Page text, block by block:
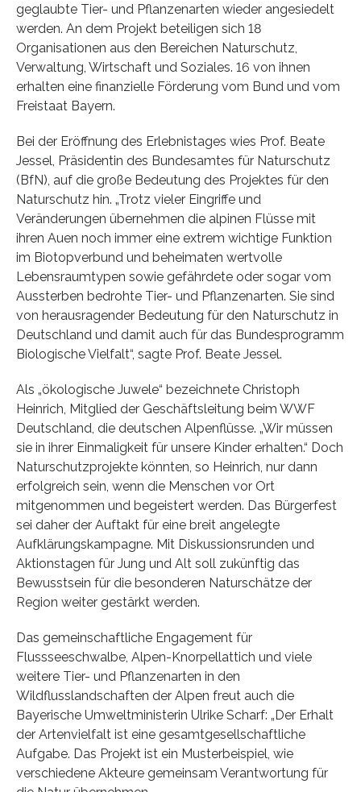
geglaubte Tier- und Pflanzenarten wieder angesiedelt
werden. An dem Projekt beteiligen sich 18
Organisationen aus den Bereichen Naturschutz,
Verwaltung, Wirtschaft und Soziales. 16 von ihnen
erhalten eine finanzielle Förderung vom Bund und vom
Freistaat Bayern.
Bei der Eröffnung des Erlebnistages wies Prof. Beate
Jessel, Präsidentin des Bundesamtes für Naturschutz
(BfN), auf die große Bedeutung des Projektes für den
Naturschutz hin. „Trotz vieler Eingriffe und
Veränderungen übernehmen die alpinen Flüsse mit
ihren Auen noch immer eine extrem wichtige Funktion
im Biotopverbund und beheimaten wertvolle
Lebensraumtypen sowie gefährdete oder sogar vom
Aussterben bedrohte Tier- und Pflanzenarten. Sie sind
von herausragender Bedeutung für den Naturschutz in
Deutschland und damit auch für das Bundesprogramm
Biologische Vielfalt“, sagte Prof. Beate Jessel.
Als „ökologische Juwele“ bezeichnete Christoph
Heinrich, Mitglied der Geschäftsleitung beim WWF
Deutschland, die deutschen Alpenflüsse. „Wir müssen
sie in ihrer Einmaligkeit für unsere Kinder erhalten.“ Doch
Naturschutzprojekte könnten, so Heinrich, nur dann
erfolgreich sein, wenn die Menschen vor Ort
mitgenommen und begeistert werden. Das Bürgerfest
sei daher der Auftakt für eine breit angelegte
Aufklärungskampagne. Mit Diskussionsrunden und
Aktionstagen für Jung und Alt soll zukünftig das
Bewusstsein für die besonderen Naturschätze der
Region weiter gestärkt werden.
Das gemeinschaftliche Engagement für
Flussseeschwalbe, Alpen-Knorpellattich und viele
weitere Tier- und Pflanzenarten in den
Wildflusslandschaften der Alpen freut auch die
Bayerische Umweltministerin Ulrike Scharf: „Der Erhalt
der Artenvielfalt ist eine gesamtgesellschaftliche
Aufgabe. Das Projekt ist ein Musterbeispiel, wie
verschiedene Akteure gemeinsam Verantwortung für